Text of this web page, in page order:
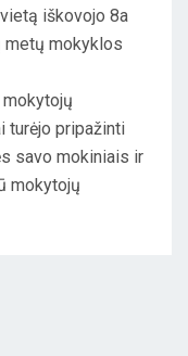
iškovojo 8a
metų mokyklos
turėjo pripažinti
savo mokiniais ir
mokytojų